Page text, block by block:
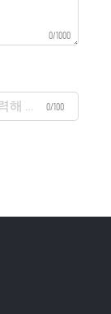
0/1000
0/100